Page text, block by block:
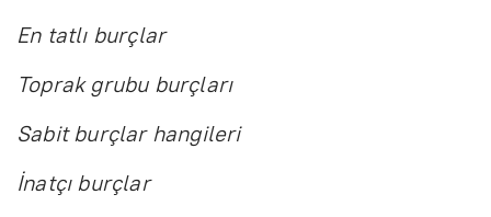
En tatlı burçlar
Toprak grubu burçları
Sabit burçlar hangileri
İnatçı burçlar